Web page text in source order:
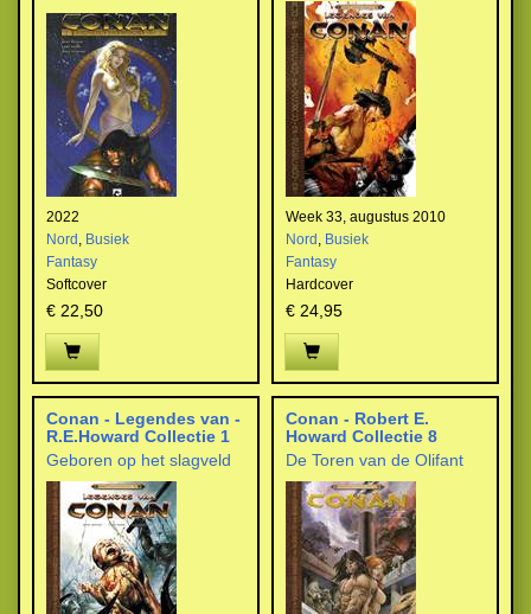
2022
Nord , Busiek
Fantasy
Softcover
€ 22,50
Week 33, augustus 2010
Nord , Busiek
Fantasy
Hardcover
€ 24,95
Conan - Legendes van -
R.E.Howard Collectie 1
Geboren op het slagveld
Conan - Robert E.
Howard Collectie 8
De Toren van de Olifant